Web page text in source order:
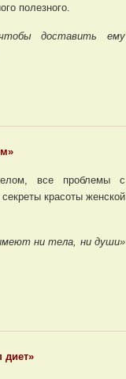
полезного.
доставить ему
все проблемы с
красоты женской
ни тела, ни души»
диет»